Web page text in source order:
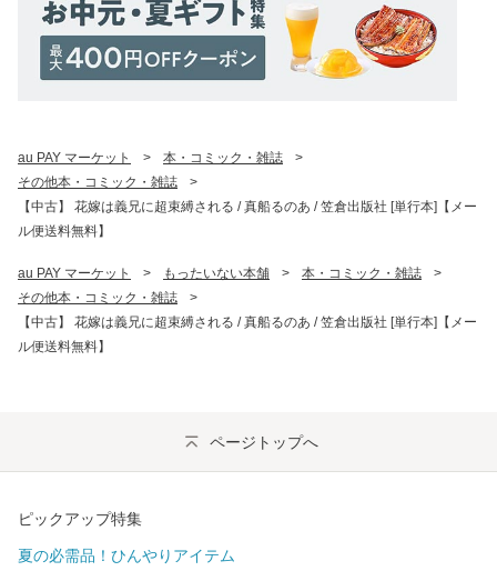
au PAY マーケット > 本・コミック・雑誌
>
その他本・コミック・雑誌
>
【中古】 花嫁は義兄に超束縛される / 真船るのあ / 笠倉出版社 [単行本]【メー
ル便送料無料】
au PAY マーケット > もったいない本舗 > 本・コミック・雑誌
>
その他本・コミック・雑誌
>
【中古】 花嫁は義兄に超束縛される / 真船るのあ / 笠倉出版社 [単行本]【メー
ル便送料無料】
ページトップへ
ピックアップ特集
夏の必需品！ひんやりアイテム